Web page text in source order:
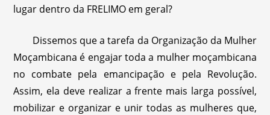
lugar dentro da FRELIMO em geral?
Dissemos que a tarefa da Organização da Mulher
Moçambicana é engajar toda a mulher moçambicana
no combate pela emancipação e pela Revolução.
Assim, ela deve realizar a frente mais larga possível,
mobilizar e organizar e unir todas as mulheres que,